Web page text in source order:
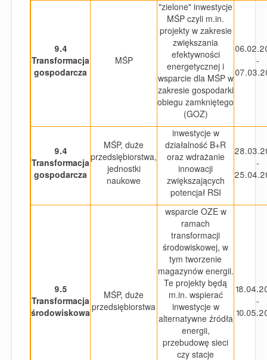
9.4
Transformacja
gospodarcza
MŚP
"zielone" inwestycje
MŚP czyli m.in.
projekty w zakresie
zwiększania
efektywności
energetycznej i
wsparcie dla MŚP w
zakresie gospodarki
obiegu zamkniętego
(GOZ)
-
9.4
Transformacja
gospodarcza
MŚP, duże
przedsiębiorstwa,
jednostki
naukowe
inwestycje w
działalność B+R
oraz wdrażanie
innowacji
zwiększających
potencjał RSI
-
9.5
Transformacja
środowiskowa
MŚP, duże
przedsiębiorstwa
wsparcie OZE w
ramach
transformacji
środowiskowej, w
tym tworzenie
magazynów energii.
Te projekty będą
m.in. wspierać
inwestycje w
alternatywne źródła
energii,
przebudowę sieci
czy stacje
-